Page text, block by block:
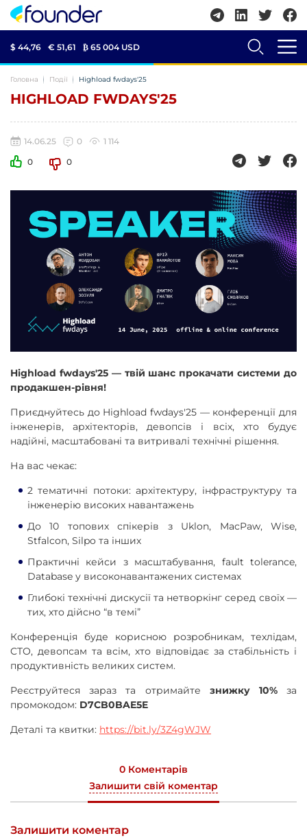
$ 44,76 € 51,61 ₿ 65 004 USD
Головна Події Highload fwdays'25
HIGHLOAD FWDAYS'25
14.06.25 0
1 114
0
0
Highload fwdays'25 — твій шанс прокачати системи до
продакшен-рівня!
Приєднуйтесь до Highload fwdays'25 — конференції для
інженерів, архітекторів, девопсів і всіх, хто будує
надійні, масштабовані та витривалі технічні рішення.
На вас чекає:
2 тематичні потоки: архітектуру, інфраструктуру та
інженерію високих навантажень
До 10 топових спікерів з Uklon, MacPaw, Wise,
Stfalcon, Silpo та інших
Практичні кейси з масштабування, fault tolerance,
Database у високонавантажених системах
Глибокі технічні дискусії та нетворкінг серед своїх —
тих, хто дійсно “в темі”
Конференція буде корисною розробникам, техлідам,
CTO, девопсам та всім, хто відповідає за стабільність і
продуктивність великих систем.
Реєструйтеся зараз та отримайте знижку 10%за
промокодом: D7CB0BAE5E
Деталі та квитки: https://bit.ly/3Z4gWJW
0 Коментарів
Залишити свій коментар
Залишити коментар